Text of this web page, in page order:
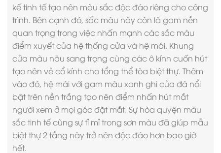
kế tinh tế tạo nên màu sắc độc đáo riêng cho công
trình. Bên cạnh đó, sắc màu này còn là gam nền
quan trọng trong việc nhấn mạnh các sắc màu
điểm xuyết của hệ thống cửa và hệ mái. Khung
cửa màu nâu sang trọng cùng các ô kính cuốn hút
tạo nên vẻ cổ kính cho tổng thể tòa biệt thự. Thêm
vào đó, hệ mái với gam màu xanh ghi của đá nổi
bật trên nền trắng tạo nên điểm nhấn hút mắt
người xem ở mọi góc đặt mắt. Sự hòa quyện màu
sắc tinh tế cùng sự tỉ mỉ trong sơn màu đã giúp mẫu
biệt thự 2 tầng này trở nên độc đáo hơn bao giờ
hết.